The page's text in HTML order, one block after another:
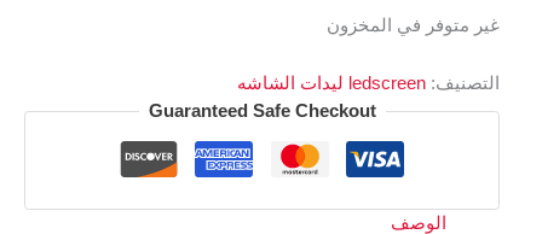
غير متوفر في المخزون
التصنيف: ledscreen ليدات الشاشه
Guaranteed Safe Checkout
الوصف